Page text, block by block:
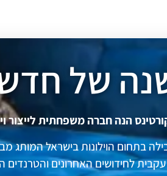
הנה חברה משפחתית לייצור
בתחום הוילונות בישראל המותג
לחידושים האחרונים והטרנדים